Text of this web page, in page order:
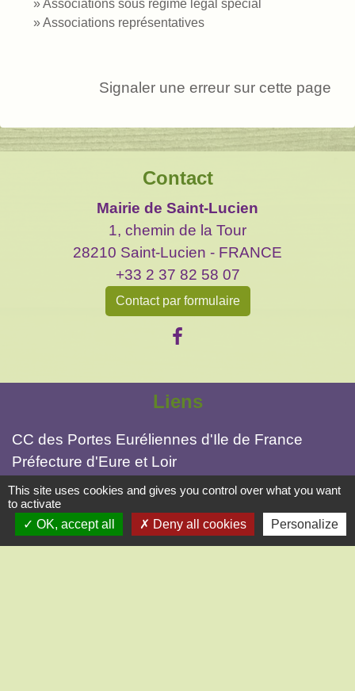
Associations sous régime légal spécial
Associations représentatives
Signaler une erreur sur cette page
Contact
Mairie de Saint-Lucien
1, chemin de la Tour
28210 Saint-Lucien - FRANCE
+33 2 37 82 58 07
Contact par formulaire
Liens
CC des Portes Euréliennes d'Ile de France
Préfecture d'Eure et Loir
Conseil départemental 28
Office de Tourisme intercommunal
Gendarmerie Nogent-le-Roi
This site uses cookies and gives you control over what you want
to activate
OK, accept all
Deny all cookies Personalize